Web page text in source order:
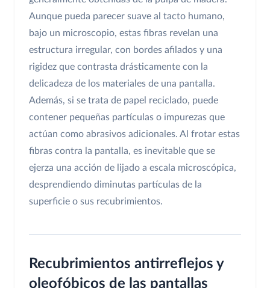
Aunque pueda parecer suave al tacto humano,
bajo un microscopio, estas fibras revelan una
estructura irregular, con bordes afilados y una
rigidez que contrasta drásticamente con la
delicadeza de los materiales de una pantalla.
Además, si se trata de papel reciclado, puede
contener pequeñas partículas o impurezas que
actúan como abrasivos adicionales. Al frotar estas
fibras contra la pantalla, es inevitable que se
ejerza una acción de lijado a escala microscópica,
desprendiendo diminutas partículas de la
superficie o sus recubrimientos.
Recubrimientos antirreflejos y
oleofóbicos de las pantallas